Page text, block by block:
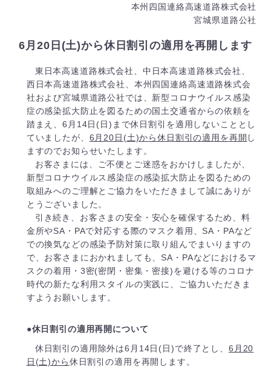
本州四国連絡高速道路株式会社
宮城県道路公社
6月20日(土)から休日割引の適用を再開します
東日本高速道路株式会社、中日本高速道路株式会社、
西日本高速道路株式会社、本州四国連絡高速道路株式会
社および宮城県道路公社では、新型コロナウイルス感染
症の感染拡大防止を図るための国土交通省からの依頼を
踏まえ、6月14日(日)まで休日割引を適用しないこととし
ていましたが、 6月20日(土)から休日割引の適用を再開 し
ますのでお知らせいたします。
お客さまには、ご不便とご迷惑をおかけしましたが、
新型コロナウイルス感染症の感染拡大防止を図るための
取組みへのご理解とご協力をいただきまして誠にありが
とうございました。
引き続き、お客さまの安全・安心を確保するため、料
金所やSA・PAで対応する際のマスク着用、SA・PAなど
での換気などの感染予防対策に取り組んでまいりますの
で、お客さまにおかれましても、SA・PAなどにおけるマ
スクの着用・3密(密閉・密集・密接)を避ける等のコロナ
時代の新たな利用スタイルの実践に、ご協力いただきま
すようお願いします。
●休日割引の適用再開について
休日割引の適用除外は6月14日(日)で終了とし、 6月20
日(土)から休日割引の適用を再開します。